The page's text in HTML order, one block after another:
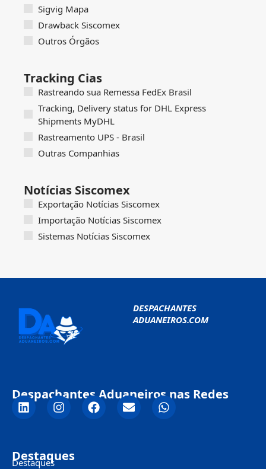
Sigvig Mapa
Drawback Siscomex
Outros Órgãos
Tracking Cias
Rastreando sua Remessa FedEx Brasil
Tracking, Delivery status for DHL Express
Shipments MyDHL
Rastreamento UPS - Brasil
Outras Companhias
Notícias Siscomex
Exportação Notícias Siscomex
Importação Notícias Siscomex
Sistemas Notícias Siscomex
DESPACHANTES
ADUANEIROS.COM
Despachantes Aduaneiros nas Redes
Destaques
Destaques